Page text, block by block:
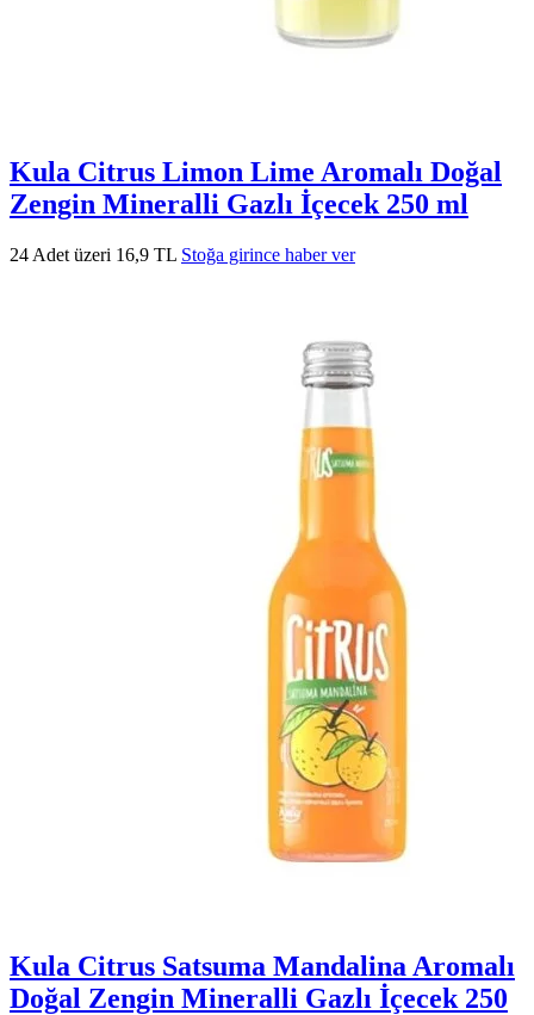
Kula Citrus Limon Lime Aromalı Doğal
Zengin Mineralli Gazlı İçecek 250 ml
24 Adet üzeri 16,9 TL Stoğa girince haber ver
Kula Citrus Satsuma Mandalina Aromalı
Doğal Zengin Mineralli Gazlı İçecek 250